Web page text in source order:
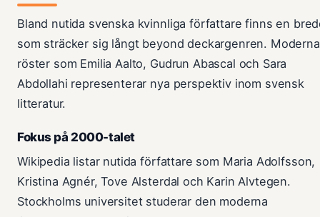
Bland nutida svenska kvinnliga författare finns en
som sträcker sig långt beyond deckargenren. Moderna
röster som Emilia Aalto, Gudrun Abascal och Sara
Abdollahi representerar nya perspektiv inom svensk
litteratur.
Fokus på 2000-talet
Wikipedia listar nutida författare som Maria Adolfsson,
Kristina Agnér, Tove Alsterdal och Karin Alvtegen.
Stockholms universitet studerar den moderna